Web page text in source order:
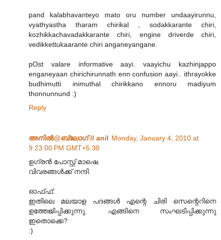
pand kalabhavanteyo mato oru number undaayirunnu,
vyathyastha tharam chirikal , sodakkarante chiri,
kozhikkachavadakkarante chiri, engine driverde chiri,
vedikkettukaarante chiri anganeyangane.
pOst valare informative aayi. vaayichu kazhinjappo
enganeyaan chirichirunnath enn confusion aayi.. ithrayokke
budhimutti inimuthal chirikkano ennoru madiyum
thonnunnund :)
Reply
അനില്‍@ബ്ലോഗ് // anil Monday, January 4, 2010 at
9:23:00 PM GMT+5:30
ഉഗ്രന്‍ പോസ്റ്റ് മാഷെ.
വിവരങ്ങള്‍ക്ക് നന്ദി.
ഓഫ്ഫ്:
ഇതിലെ മലയാള പദങ്ങള്‍ എന്റെ ചിരി സെന്റെറിനെ
ഉത്തേജിപ്പിക്കുന്നു. എങ്ങിനെ സംഘടിപ്പിക്കുന്നു
ഇതൊക്കെ?
:)